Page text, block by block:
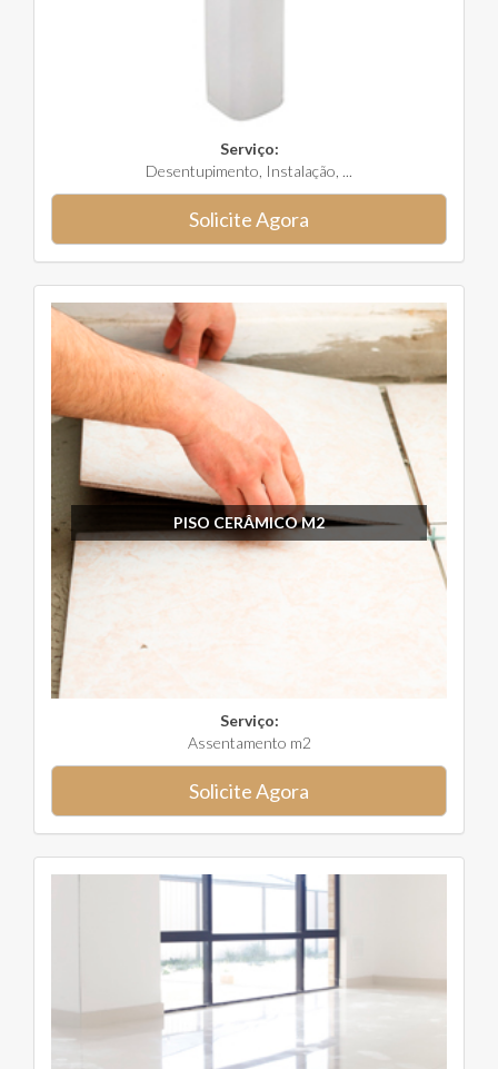
Serviço:
Desentupimento, Instalação, ...
Solicite Agora
PISO CERÂMICO M2
Serviço:
Assentamento m2
Solicite Agora